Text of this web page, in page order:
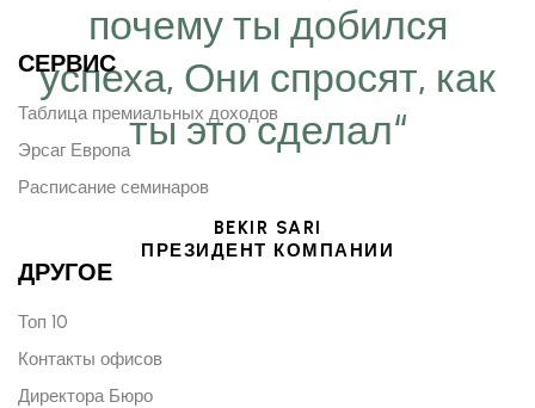
почему ты добился
успеха, Они спросят, как
ты это сделал“
BEKIR SARI
ПРЕЗИДЕНТ КОМПАНИИ
СЕРВИС
Таблица премиальных доходов
Эрсаг Европа
Расписание семинаров
ДРУГОЕ
Топ 10
Контакты офисов
Директора Бюро